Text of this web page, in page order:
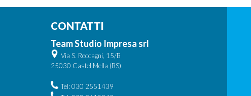
CONTATTI
Team Studio Impresa srl
Via S. Reccagni, 15/B
25030 Castel Mella (BS)
Tel: 030 2551439